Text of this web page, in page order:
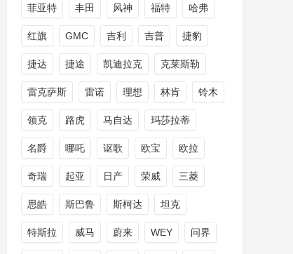
菲亚特 丰田 风神 福特 哈弗
红旗 GMC 吉利 吉普 捷豹
捷达 捷途 凯迪拉克 克莱斯勒
雷克萨斯 雷诺 理想 林肯 铃木
领克 路虎 马自达 玛莎拉蒂
名爵 哪吒 讴歌 欧宝 欧拉
奇瑞 起亚 日产 荣威 三菱
思皓 斯巴鲁 斯柯达 坦克
特斯拉 威马 蔚来 WEY 问界